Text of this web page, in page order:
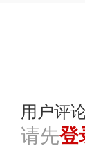
用户评
请先登